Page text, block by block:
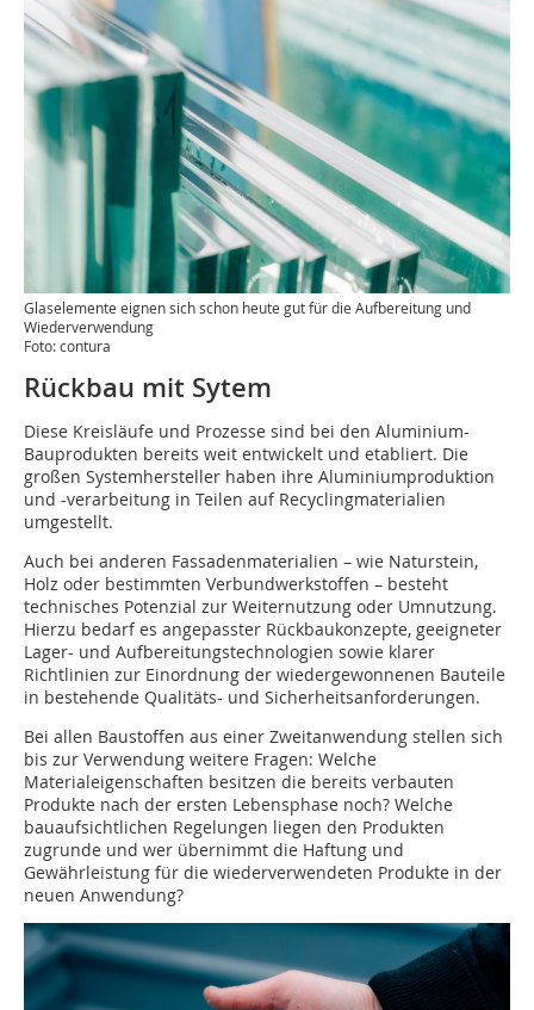
Glaselemente eignen sich schon heute gut für die Aufbereitung und
Wiederverwendung
Foto: contura
Rückbau mit Sytem
Diese Kreisläufe und Prozesse sind bei den Aluminium-
Bauprodukten bereits weit entwickelt und etabliert. Die
großen Systemhersteller haben ihre Aluminiumproduktion
und -verarbeitung in Teilen auf Recyclingmaterialien
umgestellt.
Auch bei anderen Fassadenmaterialien – wie Naturstein,
Holz oder bestimmten Verbundwerkstoffen – besteht
technisches Potenzial zur Weiternutzung oder Umnutzung.
Hierzu bedarf es angepasster Rückbaukonzepte, geeigneter
Lager- und Aufbereitungstechnologien sowie klarer
Richtlinien zur Einordnung der wiedergewonnenen Bauteile
in bestehende Qualitäts- und Sicherheitsanforderungen.
Bei allen Baustoffen aus einer Zweitanwendung stellen sich
bis zur Verwendung weitere Fragen: Welche
Materialeigenschaften besitzen die bereits verbauten
Produkte nach der ersten Lebensphase noch? Welche
bauaufsichtlichen Regelungen liegen den Produkten
zugrunde und wer übernimmt die Haftung und
Gewährleistung für die wiederverwendeten Produkte in der
neuen Anwendung?